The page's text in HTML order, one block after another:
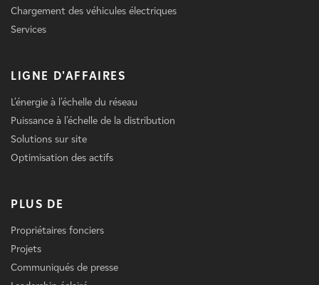
Chargement des véhicules électriques
Services
LIGNE D'AFFAIRES
L'énergie à l'échelle du réseau
Puissance à l'échelle de la distribution
Solutions sur site
Optimisation des actifs
PLUS DE
Propriétaires fonciers
Projets
Communiqués de presse